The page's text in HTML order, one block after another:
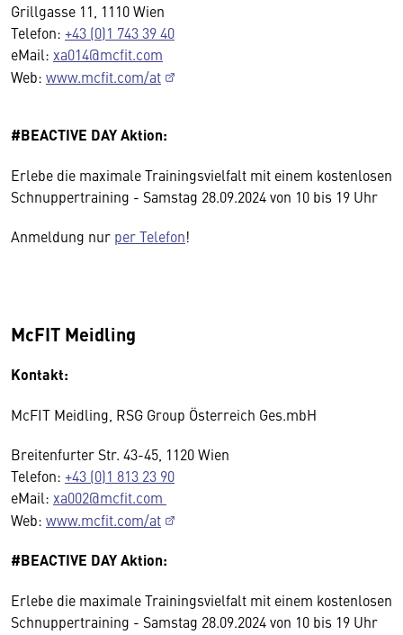
Grillgasse 11, 1110 Wien
Telefon: +43 (0)1 743 39 40
eMail: xa014@mcfit.com
Web: www.mcfit.com/at
#BEACTIVE DAY Aktion:
Erlebe die maximale Trainingsvielfalt mit einem kostenlosen
Schnuppertraining - Samstag 28.09.2024 von 10 bis 19 Uhr
Anmeldung nur per Telefon!
McFIT Meidling
Kontakt:
McFIT Meidling, RSG Group Österreich Ges.mbH
Breitenfurter Str. 43-45, 1120 Wien
Telefon: +43 (0)1 813 23 90
eMail: xa002@mcfit.com
Web: www.mcfit.com/at
#BEACTIVE DAY Aktion:
Erlebe die maximale Trainingsvielfalt mit einem kostenlosen
Schnuppertraining - Samstag 28.09.2024 von 10 bis 19 Uhr